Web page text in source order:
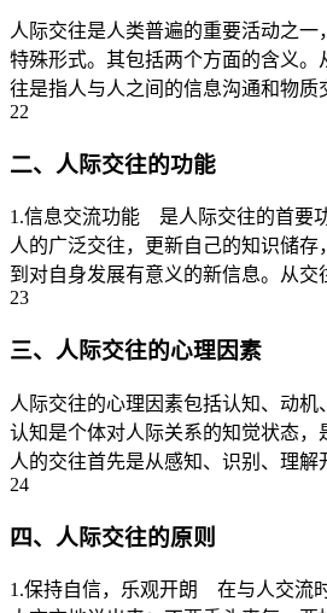
人际交往是人类普遍的重要活动之一
特殊形式。其包括两个方面的含义。
往是指人与人之间的信息沟通和物质
22
二、人际交往的功能
1.信息交流功能 是人际交往的首要
人的广泛交往，更新自己的知识储
到对自身发展有意义的新信息。从交
23
三、人际交往的心理因素
人际交往的心理因素包括认知、动机
认知是个体对人际关系的知觉状态，
人的交往首先是从感知、识别、理解
24
四、人际交往的原则
1.保持自信，乐观开朗 在与人交流